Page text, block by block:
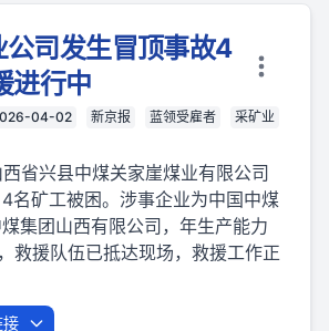
公司发生冒顶事故4
进行中
04-02 新京报 蓝领受雇者
采矿业
省兴县中煤关家崖煤业有限公司
名矿工被困。涉事企业为中国中煤
集团山西有限公司，年生产能力
救援队伍已抵达现场，救援工作正
接